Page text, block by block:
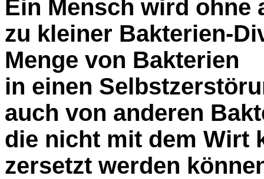
Ein Mensch wird ohne
zu kleiner Bakterien-
Menge von Bakterien
in einen
auch von anderen
die nicht mit dem Wirt
zersetzt werden